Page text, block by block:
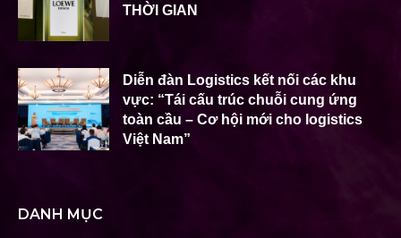
THỜI GIAN
Diễn đàn Logistics kết nối các khu
vực: “Tái cấu trúc chuỗi cung ứng
toàn cầu – Cơ hội mới cho logistics
Việt Nam”
DANH MỤC